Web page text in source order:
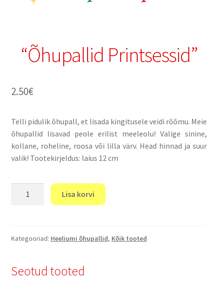
“Õhupallid Printsessid”
2.50€
Telli pidulik õhupall, et lisada kingitusele veidi rõõmu. Meie
õhupallid lisavad peole erilist meeleolu! Valige sinine,
kollane, roheline, roosa või lilla värv. Head hinnad ja suur
valik! Tootekirjeldus: laius 12 cm
Printsessid"
Lisa korvi
Kategooriad: Heeliumi õhupallid, Kõik tooted
Seotud tooted